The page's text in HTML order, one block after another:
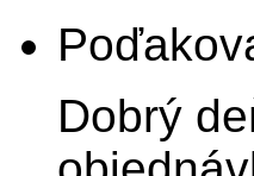
Dobrý